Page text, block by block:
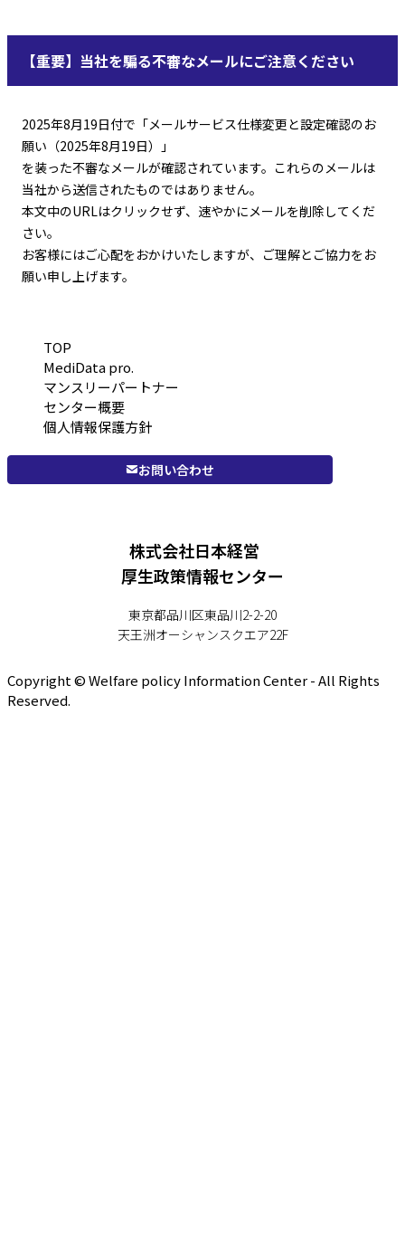
【重要】当社を騙る不審なメールにご注意ください
2025年8月19日付で「メールサービス仕様変更と設定確認のお
願い（2025年8月19日）」
を装った不審なメールが確認されています。これらのメールは
当社から送信されたものではありません。
本文中のURLはクリックせず、速やかにメールを削除してくだ
さい。
お客様にはご心配をおかけいたしますが、ご理解とご協力をお
願い申し上げます。
TOP
MediData pro.
マンスリーパートナー
センター概要
個人情報保護方針
お問い合わせ
株式会社日本経営
厚生政策情報センター
東京都品川区東品川2-2-20
天王洲オーシャンスクエア22F
Copyright © Welfare policy Information Center - All Rights
Reserved.